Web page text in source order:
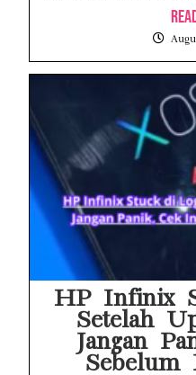
HP Infinix
Setelah
Jangan
Sebelum